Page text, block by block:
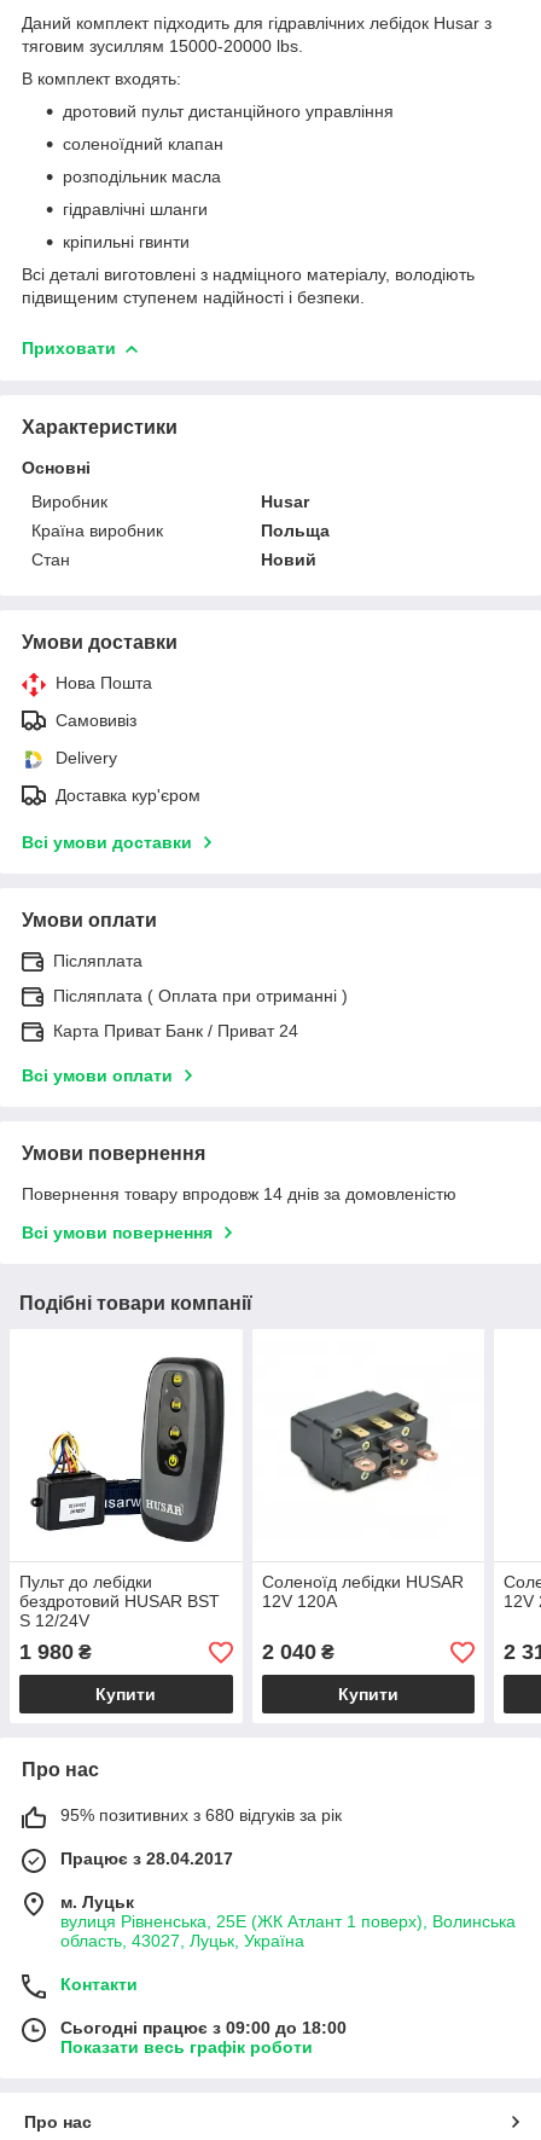
Даний комплект підходить для гідравлічних лебідок Husar з
тяговим зусиллям 15000-20000 lbs.
В комплект входять:
дротовий пульт дистанційного управління
соленоїдний клапан
розподільник масла
гідравлічні шланги
кріпильні гвинти
Всі деталі виготовлені з надміцного матеріалу, володіють
підвищеним ступенем надійності і безпеки.
Приховати
Характеристики
Основні
Виробник
Husar
Країна виробник
Польща
Стан
Новий
Умови доставки
Нова Пошта
Самовивіз
Delivery
Доставка кур'єром
Всі умови доставки
Умови оплати
Післяплата
Післяплата ( Оплата при отриманні )
Карта Приват Банк / Приват 24
Всі умови оплати
Умови повернення
Повернення товару впродовж 14 днів за домовленістю
Всі умови повернення
Подібні товари компанії
Пульт до лебідки
бездротовий HUSAR BST
S 12/24V
1 980 ₴
Купити
Соленоїд лебідки HUSAR
12V 120A
2 040₴
Купити
12V
2
Про нас
95% позитивних з 680 відгуків за рік
Працює з 28.04.2017
м. Луцьк
вулиця Рівненська, 25Е (ЖК Атлант 1 поверх), Волинська
область, 43027, Луцьк, Україна
Контакти
Сьогодні працює з 09:00 до 18:00
Показати весь графік роботи
Про нас